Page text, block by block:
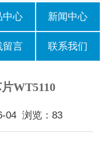
中心 新闻中心
留言 联系我们
WT5110
04 浏览：83